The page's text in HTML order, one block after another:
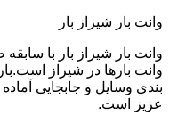
وانت بار شیراز بار
وانت بار شیراز بار با
وانت بارها در شیراز
بندی وسایل و جابجایی
عزیز است.